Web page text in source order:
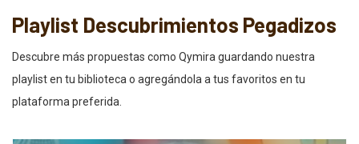
Playlist Descubrimientos Pegadizos
Descubre más propuestas como Qymira guardando nuestra
playlist en tu biblioteca o agregándola a tus favoritos en tu
plataforma preferida.